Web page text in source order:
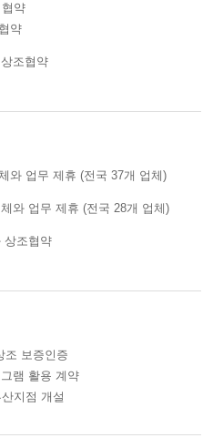
약
약
조협약
업무 제휴 (전국 37개 업체)
와 업무 제휴 (전국 28개 업체)
상조협약
보증인증
램 활용 계약
지점 개설